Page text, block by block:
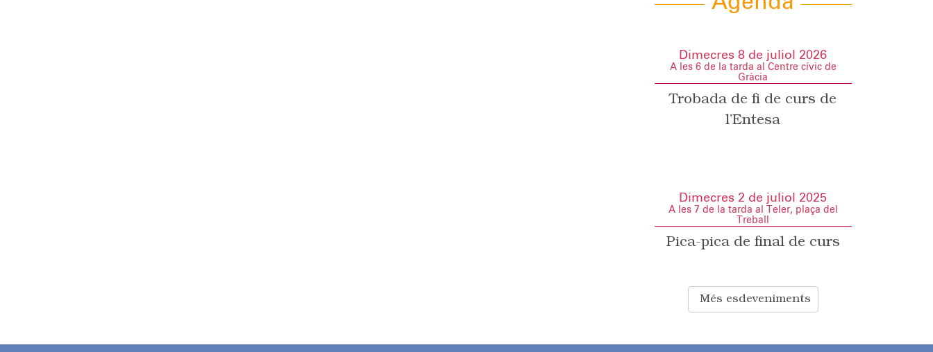
Dimecres 8 de juliol 2026
A les 6 de la tarda al Centre cívic de
Gràcia
Trobada de fi de curs de
l’Entesa
Dimecres 2 de juliol 2025
A les 7 de la tarda al Teler, plaça del
Treball
Pica-pica de final de curs
Més esdeveniments